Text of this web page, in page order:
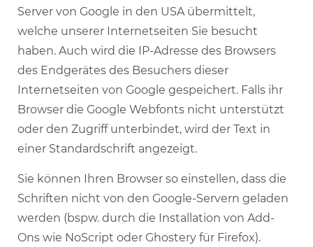
Server von Google in den USA übermittelt,
welche unserer Internetseiten Sie besucht
haben. Auch wird die IP-Adresse des Browsers
des Endgerätes des Besuchers dieser
Internetseiten von Google gespeichert. Falls ihr
Browser die Google Webfonts nicht unterstützt
oder den Zugriff unterbindet, wird der Text in
einer Standardschrift angezeigt.
Sie können Ihren Browser so einstellen, dass die
Schriften nicht von den Google-Servern geladen
werden (bspw. durch die Installation von Add-
Ons wie NoScript oder Ghostery für Firefox).